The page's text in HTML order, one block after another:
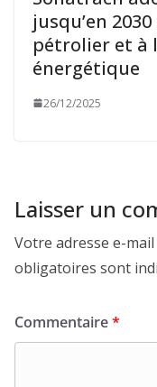
jusqu’en
pétrolier et à
énergétique
26/12/2025
Laisser un
Votre adresse e-
obligatoires sont
Commentaire*